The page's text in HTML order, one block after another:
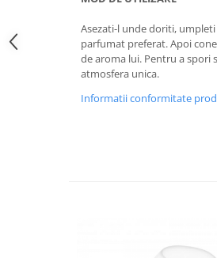
Asezati-l unde doriti,
parfumat preferat. Apoi
de aroma lui. Pentru a spori
atmosfera unica.
Informatii conformitate